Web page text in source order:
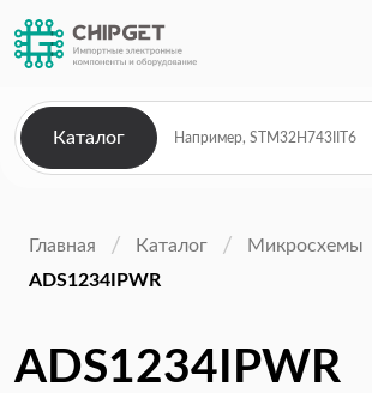
Каталог
Главная Каталог Микросхемы
ADS1234IPWR
ADS1234IPWR